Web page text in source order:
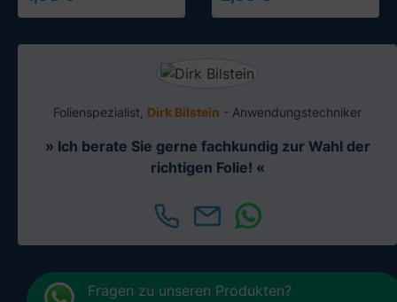
Folienspezialist, Dirk Bilstein - Anwendungstechniker
» Ich berate Sie gerne fachkundig zur Wahl der
richtigen Folie! «
Fragen zu unseren Produkten?